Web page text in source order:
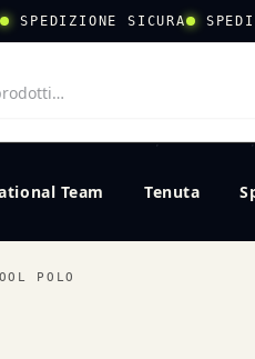
SPEDIZIONE SICURA
Team Tenuta
POLO